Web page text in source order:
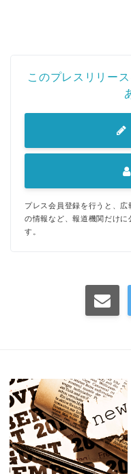
このプレスリリー
プレス会員登録を行うと、
の情報など、報道機関だけ
す。
English